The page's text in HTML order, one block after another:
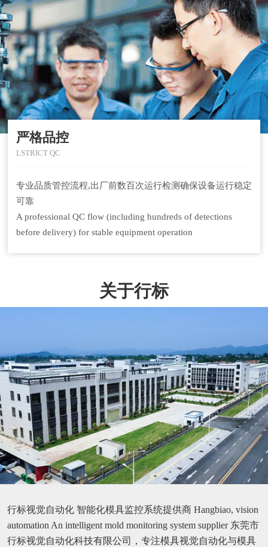
严格品控
LSTRICT QC
专业品质管控流程,出厂前数百次运行检测确保设备运行稳定
可靠
A professional QC flow (including hundreds of detections
before delivery) for stable equipment operation
关于行标
行标视觉自动化 智能化模具监控系统提供商 Hangbiao, vision
automation An intelligent mold monitoring system supplier 东莞市
行标视觉自动化科技有限公司，专注模具视觉自动化与模具